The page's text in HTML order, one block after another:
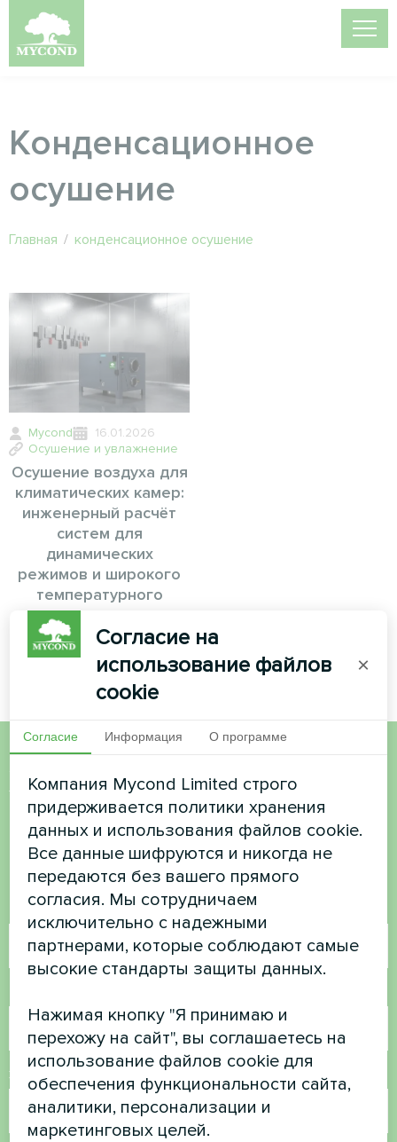
Конденсационное
осушение
Главная / конденсационное осушение
Mycond
16.01.2026
Осушение и увлажнение
Осушение воздуха для
климатических камер:
инженерный расчёт
систем для
динамических
режимов и широкого
температурного
диапазона
Хотите купить или у вас
есть вопросы?
Свяжитесь с нами, и мы поможем вам
Имя
Электронная почта
Согласие на
использование файлов
cookie
×
Согласие Информация О программе
Компания Mycond Limited строго
придерживается политики хранения
данных и использования файлов cookie.
Все данные шифруются и никогда не
передаются без вашего прямого
согласия. Мы сотрудничаем
исключительно с надежными
партнерами, которые соблюдают самые
высокие стандарты защиты данных.
Нажимая кнопку "Я принимаю и
перехожу на сайт", вы соглашаетесь на
использование файлов cookie для
обеспечения функциональности сайта,
аналитики, персонализации и
маркетинговых целей.